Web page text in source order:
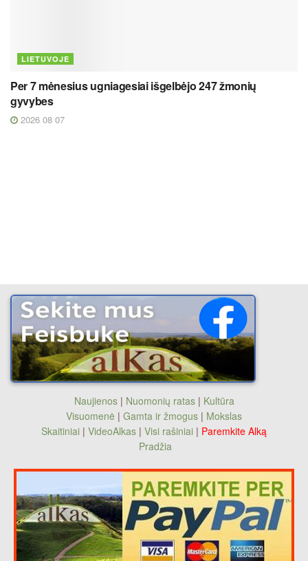
LIETUVOJE
Per 7 mėnesius ugniagesiai išgelbėjo 247 žmonių
gyvybes
2026 08 07
Naujienos| Nuomonių ratas| Kultūra
Visuomenė | Gamta ir žmogus | Mokslas
Skaitiniai | VideoAlkas | Visi rašiniai | Paremkite Alką
Pradžia